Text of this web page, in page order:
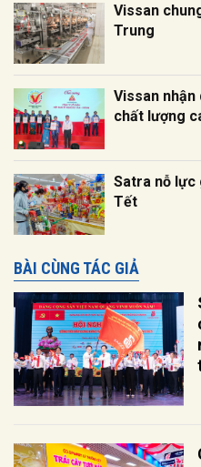
Vissan
Trung
Vissan nhận
chất lượng
Satra nỗ lực
Tết
BÀI CÙNG TÁC GIẢ